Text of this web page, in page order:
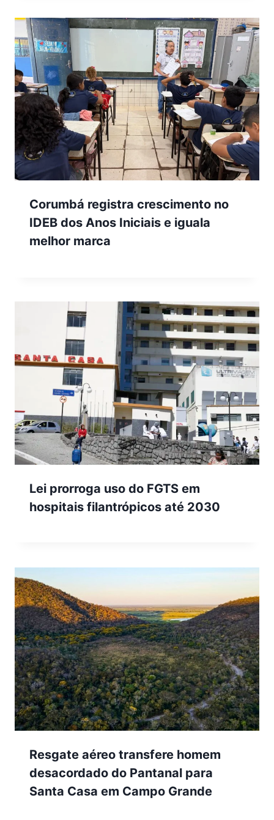
Corumbá registra crescimento no
IDEB dos Anos Iniciais e iguala
melhor marca
Lei prorroga uso do FGTS em
hospitais filantrópicos até 2030
Resgate aéreo transfere homem
desacordado do Pantanal para
Santa Casa em Campo Grande